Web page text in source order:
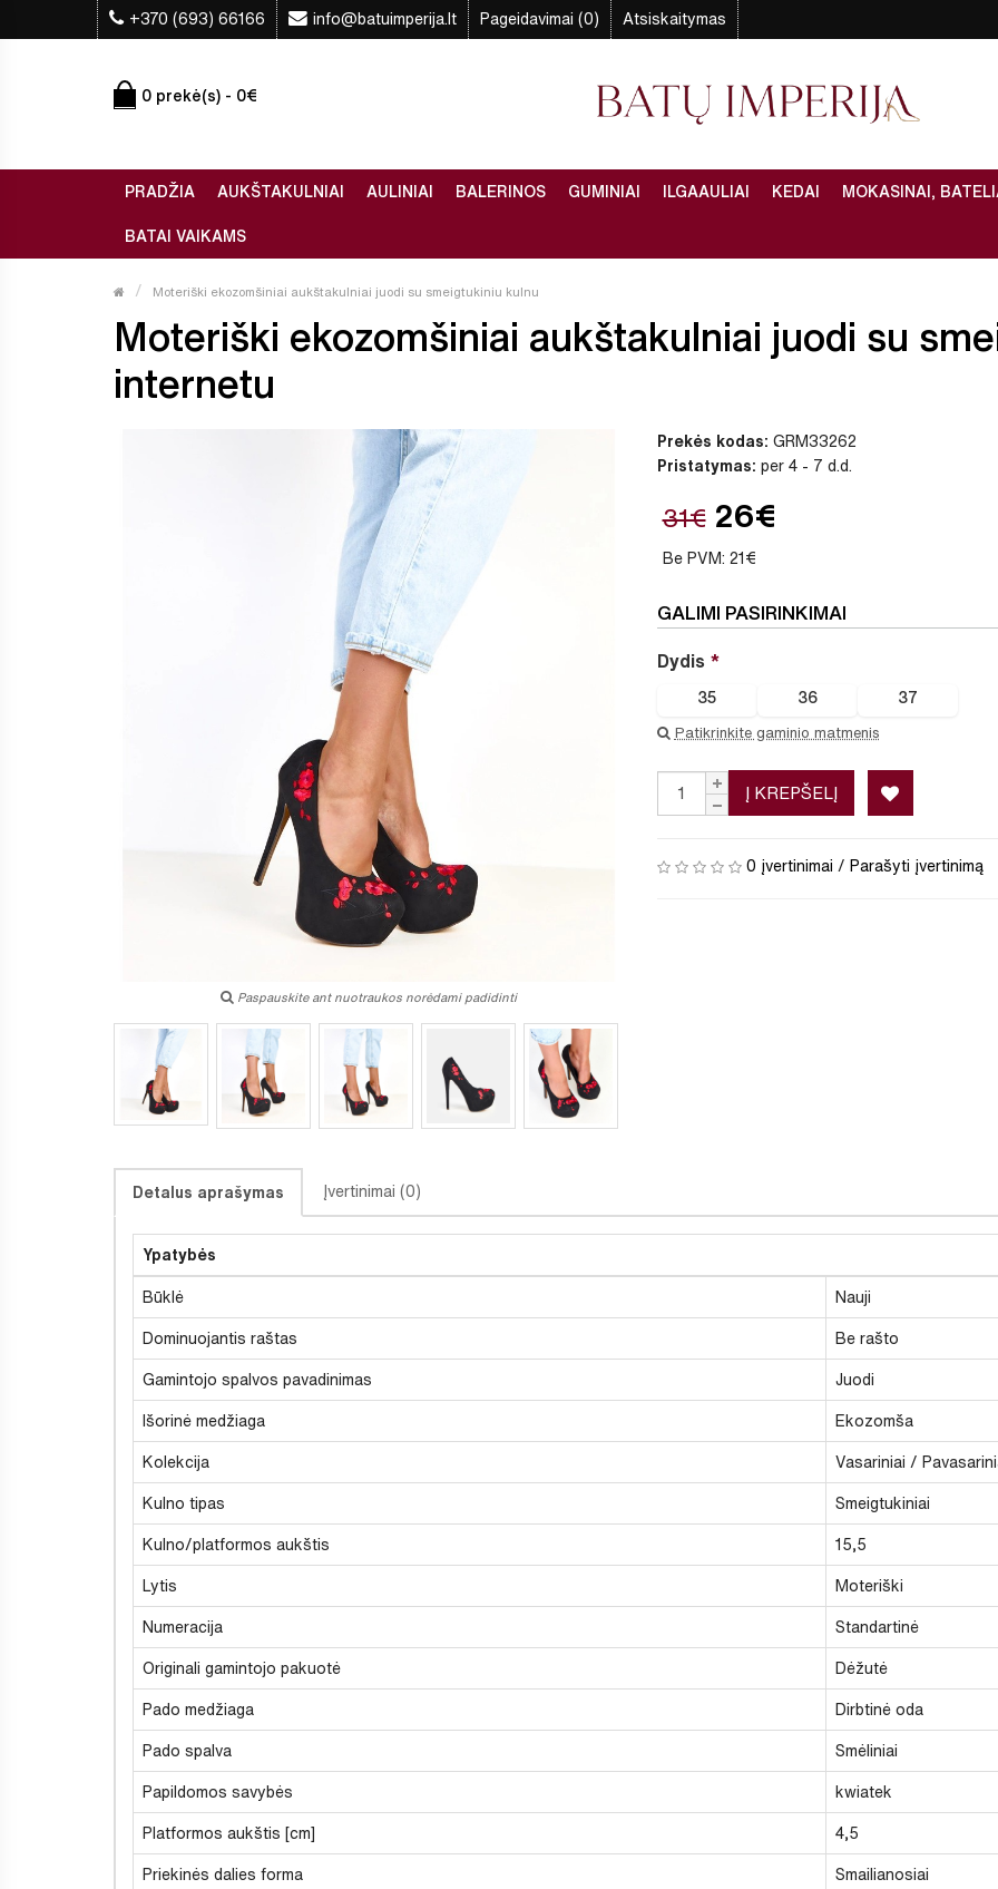
+370 (693) 66166 info@batuimperija.lt Pageidavimai (0) Atsiskaitymas
0 prekė(s) - 0€
PRADŽIA AUKŠTAKULNIAI AULINIAI BALERINOS GUMINIAI ILGAAULIAI KEDAI MOKASINAI,
BATAI VAIKAMS
Moteriški ekozomšiniai aukštakulniai juodi su smeigtukiniu kulnu
Moteriški ekozomšiniai aukštakulniai juodi su
internetu
Paspauskite ant nuotraukos norėdami padidinti
Prekės kodas: GRM33262
Pristatymas: per 4 - 7 d.d.
31€ 26€
Be PVM: 21€
GALIMI PASIRINKIMAI
Dydis
35 36 37
Patikrinkite gaminio matmenis
Į KREPŠELĮ
0 įvertinimai / Parašyti įvertinimą
Detalus aprašymas Įvertinimai (0)
Ypatybės
Būklė Nauji
Dominuojantis raštas Be rašto
Gamintojo spalvos pavadinimas Juodi
Išorinė medžiaga Ekozomša
Kolekcija Vasariniai /
Kulno tipas Smeigtukiniai
Kulno/platformos aukštis 15,5
Lytis Moteriški
Numeracija Standartinė
Originali gamintojo pakuotė Dėžutė
Pado medžiaga Dirbtinė oda
Pado spalva Smėliniai
Papildomos savybės kwiatek
Platformos aukštis [cm] 4,5
Priekinės dalies forma Smailianosiai